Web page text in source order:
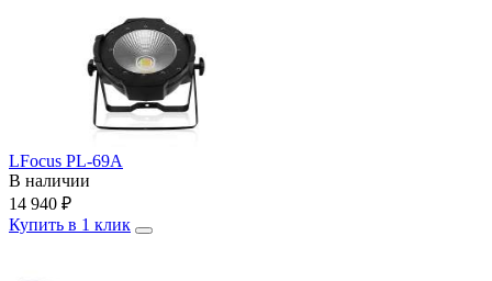
LFocus PL-69A
В наличии
14 940 ₽
Купить в 1 клик